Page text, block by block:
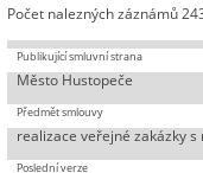
Počet nalezných záznámů
Město Hustopeče
realizace veřejné zakázky s